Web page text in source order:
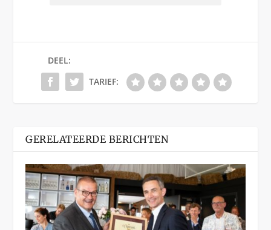
DEEL:
TARIEF:
GERELATEERDE BERICHTEN